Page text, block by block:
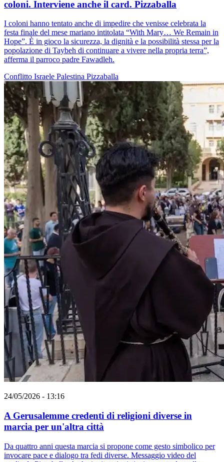
coloni. Interviene anche il card. Pizzaballa
I coloni hanno tentato anche di impedire che venisse celebrata la
festa finale del mese mariano intitolata “With Mary… We Remain in
Hope”. È in gioco la sicurezza, la dignità e la possibilità stessa per la
popolazione di Taybeh di continuare a vivere nella propria terra”,
afferma il parroco padre Fawadleh.
Conflitto Israele Palestina Pizzaballa
24/05/2026 - 13:16
A Gerusalemme credenti di religioni diverse in
marcia per un'altra città
Da quattro anni questa marcia si propone come gesto simbolico per
invocare pace e dialogo tra fedi diverse. Messaggio video del